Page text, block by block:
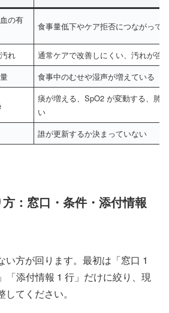
の有
食事量低下やケア拒否につながって
れ 通常ケアで改善しにくい、汚れが強
食事中のむせや湿声が増えている
痰が増える、SpO2 が変動する、肺
い
誰が更新するか決まっていない
：窓口・条件・添付情報
い方が回ります。最初は「窓口 1
「添付情報 1 行」だけに絞り、現
てください。